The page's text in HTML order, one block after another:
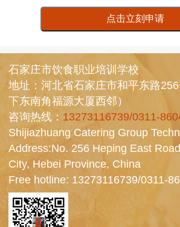
点击立刻申请
石家庄市饮食职业培训学校
地址：河北省石家庄市和平东路
下东南角福源大厦西邻）
咨询热线： 13273116739/0311-
Shijiazhuang Catering Group
Address:No. 256 Heping East
City, Hebei Province, China
Free hotline: 13273116739/0311-